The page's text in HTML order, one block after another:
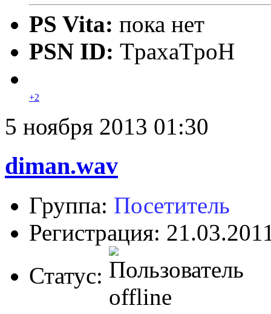
PS Vita: пока нет
PSN ID: TpaxaTpoH
+2
5 ноября 2013 01:30
diman.wav
Группа: Посетитель
Регистрация:
Статус: